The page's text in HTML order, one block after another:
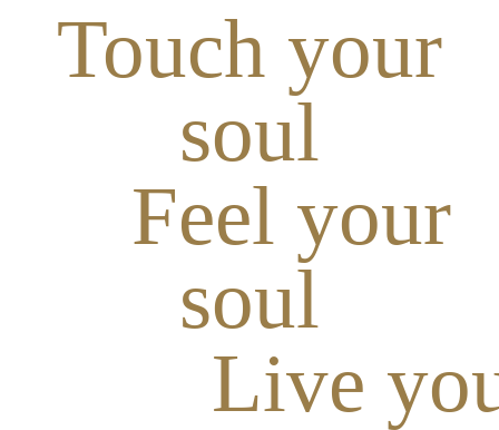
Touch your
soul
Feel your
soul
Live